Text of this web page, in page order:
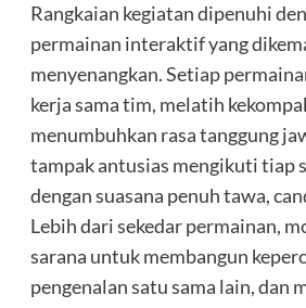
Rangkaian kegiatan dipenuhi
permainan interaktif yang
menyenangkan. Setiap
kerja sama tim, melatih
menumbuhkan rasa tanggung
tampak antusias mengikuti tiap
dengan suasana penuh tawa,
Lebih dari sekedar permainan,
sarana untuk membangun
pengenalan satu sama lain, dan